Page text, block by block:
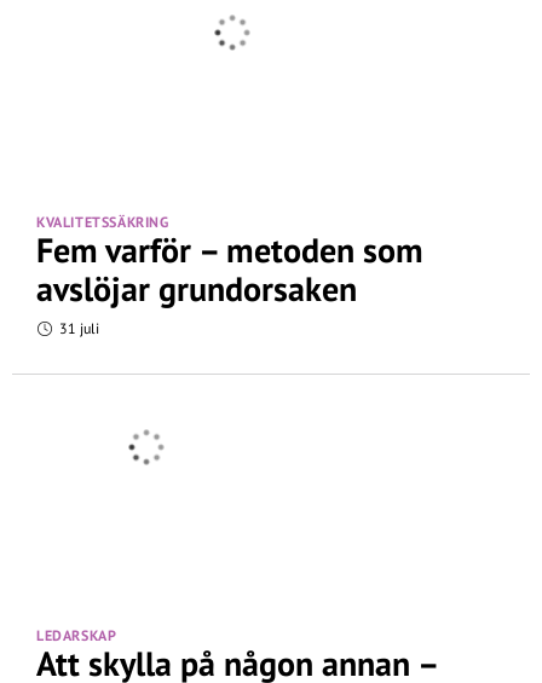
KVALITETSSÄKRING
Fem varför – metoden som
avslöjar grundorsaken
31 juli
LEDARSKAP
Att skylla på någon annan –